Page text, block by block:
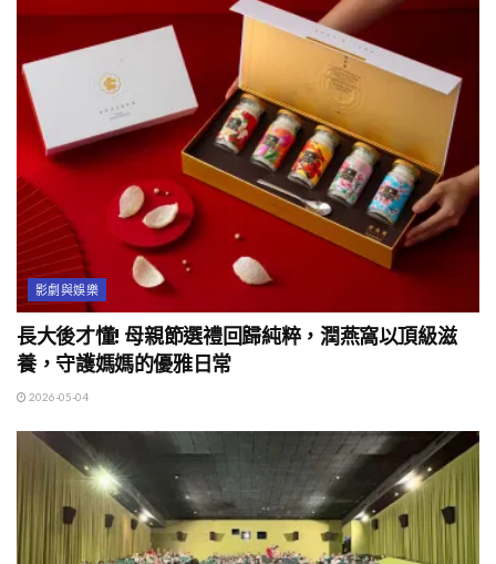
影劇與娛樂
長大後才懂! 母親節選禮回歸純粹，潤燕窩以頂級滋
養，守護媽媽的優雅日常
2026-05-04